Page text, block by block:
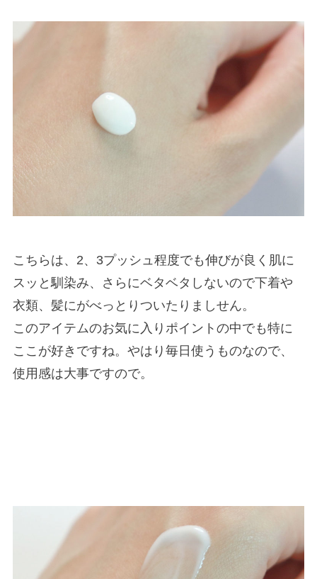
こちらは、2、3プッシュ程度でも伸びが良く肌に
スッと馴染み、さらにベタベタしないので下着や
衣類、髪にがべっとりついたりましせん。
このアイテムのお気に入りポイントの中でも特に
ここが好きですね。やはり毎日使うものなので、
使用感は大事ですので。